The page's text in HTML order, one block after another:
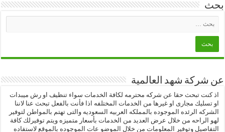
بحث
عن شركة شهد العالمية
اذ كنت تبحث حقا عن شركه محترمه لكافة الخدمات سواء تنظيف او رش ميبدات
او تسليك مجارى او غيرها من الخدمات المختلفه اذا فأنت بالفعل تبحث عنا لاننا
الشركه الرئده الموجوده بالمملكه العربيه السعوديه والتى تهتم بالمواطن لتوفير
لهو الراحه من خلال عرض العديد من الخدمات بأسعار متميزه ويتم توفيرلك كافة
التفاصيل وتوفير المعلومات من خلال الموضو عات الموجوده بالموقع لاستفاده